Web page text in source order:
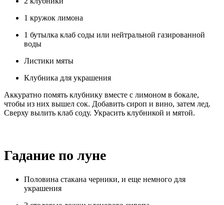
1 кружок лимона
1 бутылка клаб соды или нейтральной газированной
воды
Листики мяты
Клубника для украшения
Аккуратно помять клубнику вместе с лимоном в бокале,
чтобы из них вышел сок. Добавить сироп и вино, затем лед.
Сверху вылить клаб соду. Украсить клубникой и мятой.
Гадание по луне
Половина стакана черники, и еще немного для
украшения